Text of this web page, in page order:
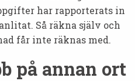
har rapporterats in
Så räkna själv och
får inte räknas med.
på annan ort